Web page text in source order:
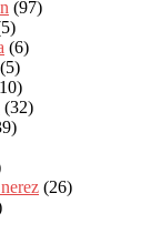
(97)
(6)
(5)
(32)
(26)